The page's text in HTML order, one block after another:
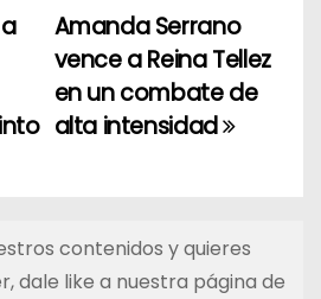
Amanda Serrano
vence a Reina Tellez
en un combate de
alta intensidad
contenidos y quieres
dale like a nuestra página de